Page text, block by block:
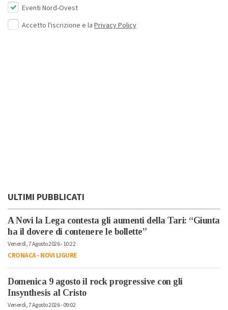
Eventi Nord-Ovest
Accetto l'iscrizione e la Privacy Policy
ULTIMI PUBBLICATI
A Novi la Lega contesta gli aumenti della Tari: “Giunta
ha il dovere di contenere le bollette”
Venerdì, 7 Agosto 2026 - 10:22
CRONACA-NOVI LIGURE
Domenica 9 agosto il rock progressive con gli
Insynthesis al Cristo
Venerdì, 7 Agosto 2026 - 09:02